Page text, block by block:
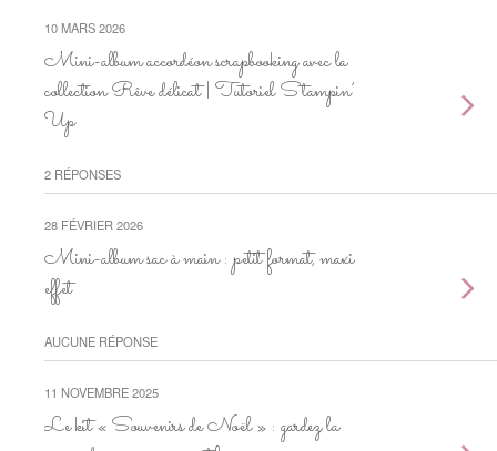
10 MARS 2026
Mini-album accordéon scrapbooking avec la
collection Rêve délicat | Tutoriel Stampin’
Up
2 RÉPONSES
28 FÉVRIER 2026
Mini-album sac à main : petit format, maxi
effet
AUCUNE RÉPONSE
11 NOVEMBRE 2025
Le kit « Souvenirs de Noël » : gardez la